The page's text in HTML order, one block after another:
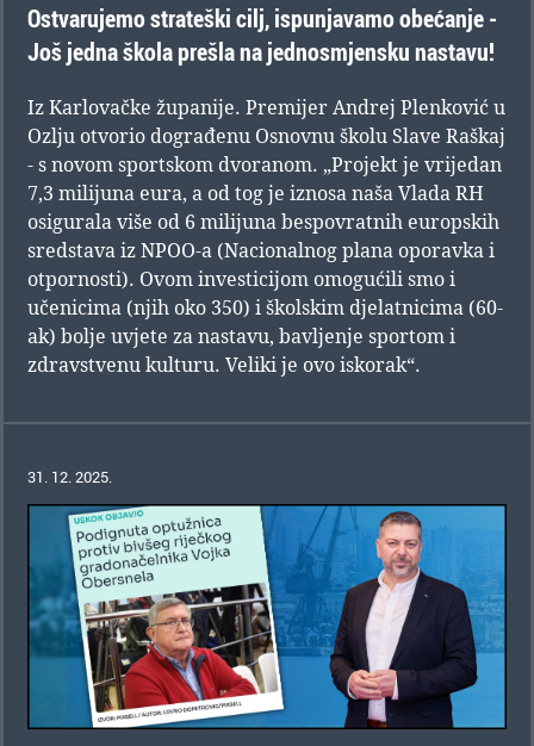
Ostvarujemo strateški cilj, ispunjavamo obećanje -
Još jedna škola prešla na jednosmjensku nastavu!
Iz Karlovačke županije. Premijer Andrej Plenković u
Ozlju otvorio dograđenu Osnovnu školu Slave Raškaj
- s novom sportskom dvoranom. „Projekt je vrijedan
7,3 milijuna eura, a od tog je iznosa naša Vlada RH
osigurala više od 6 milijuna bespovratnih europskih
sredstava iz NPOO-a (Nacionalnog plana oporavka i
otpornosti). Ovom investicijom omogućili smo i
učenicima (njih oko 350) i školskim djelatnicima (60-
ak) bolje uvjete za nastavu, bavljenje sportom i
zdravstvenu kulturu. Veliki je ovo iskorak“.
31. 12. 2025.